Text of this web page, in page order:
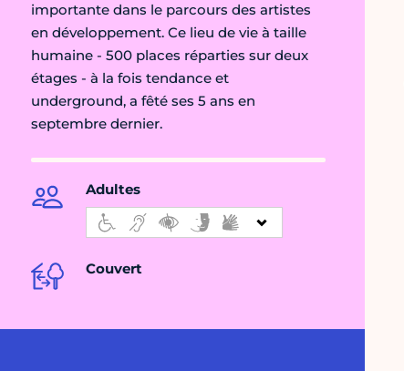
importante dans le parcours des artistes
en développement. Ce lieu de vie à taille
humaine - 500 places réparties sur deux
étages - à la fois tendance et
underground, a fêté ses 5 ans en
septembre dernier.
Adultes
Couvert